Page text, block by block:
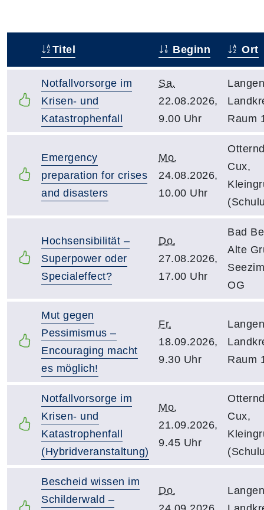
Titel Beginn Ort
Notfallvorsorge im
Krisen- und
Katastrophenfall
Sa.
22.08.2026,
9.00 Uhr
Raum
Emergency
preparation for crises
and disasters
Mo.
24.08.2026,
10.00 Uhr
Cux,
Hochsensibilität –
Superpower oder
Specialeffect?
Do.
27.08.2026,
17.00 Uhr
Bad
Alte
OG
Mut gegen
Pessimismus –
Encouraging macht
es möglich!
Fr.
18.09.2026,
9.30 Uhr
Raum
Notfallvorsorge im
Krisen- und
Katastrophenfall
(Hybridveranstaltung)
Mo.
21.09.2026,
9.45 Uhr
Cux,
Bescheid wissen im
Schilderwald –
Do.